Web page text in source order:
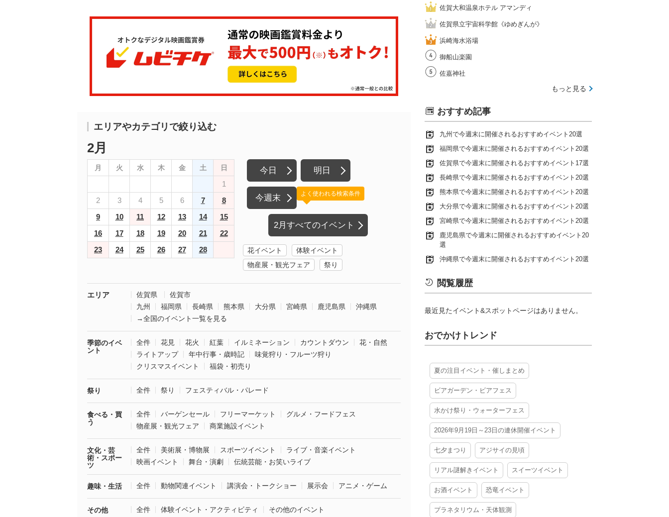
エリアやカテゴリで絞り込む
2月
月 火 水 木 金 土 日
1
2
3 4 5 6 7
8
9
10 11 12 13 14
15
16
17 18 19 20 21
22
23
24 25 26 27 28
今日 明日
今週末
2月すべてのイベント
よく使われる検索条件
花イベント
体験イベント
物産展・観光フェア
祭り
エリア 佐賀県
佐賀市
九州
福岡県 長崎県 熊本県 大分県 宮崎県 鹿児島県
沖縄県
→全国のイベント一覧を見る
季節のイベ
ント
全件 花見 花火 紅葉 イルミネーション カウントダウン
花・自然
ライトアップ
年中行事・歳時記
味覚狩り・フルーツ狩り
クリスマスイベント
福袋・初売り
祭り 全件 祭り フェスティバル・パレード
食べる・買
う
全件 バーゲンセール フリーマーケット
グルメ・フードフェス
物産展・観光フェア
商業施設イベント
文化・芸
術・スポー
ツ
全件 美術展・博物展 スポーツイベント
ライブ・音楽イベント
映画イベント
舞台・演劇 伝統芸能・お笑いライブ
趣味・生活 全件 動物関連イベント 講演会・トークショー 展示会 アニメ・ゲーム
その他 全件 体験イベント・アクティビティ その他のイベント
佐賀大和温泉ホテル アマンディ
佐賀県立宇宙科学館《ゆめぎんが》
浜崎海水浴場
御船山楽園
佐嘉神社
もっと見る
おすすめ記事
九州で今週末に開催されるおすすめイベント20選
福岡県で今週末に開催されるおすすめイベント20選
佐賀県で今週末に開催されるおすすめイベント17選
長崎県で今週末に開催されるおすすめイベント20選
熊本県で今週末に開催されるおすすめイベント20選
大分県で今週末に開催されるおすすめイベント20選
宮崎県で今週末に開催されるおすすめイベント20選
鹿児島県で今週末に開催されるおすすめイベント20
選
沖縄県で今週末に開催されるおすすめイベント20選
閲覧履歴
最近見たイベント&スポットページはありません。
おでかけトレンド
夏の注目イベント・催しまとめ
ビアガーデン・ビアフェス
水かけ祭り・ウォーターフェス
2026年9月19日～23日の連休開催イベント
七夕まつり アジサイの見頃
リアル謎解きイベント スイーツイベント
お酒イベント 恐竜イベント
プラネタリウム・天体観測